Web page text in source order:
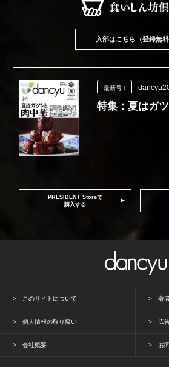
入部はこちら（登録無料
最新号！
特集：夏はガ
PRESIDENT Storeで
購入する
このサイトについて 著
個人情報の取り扱い 広
会社概要 お